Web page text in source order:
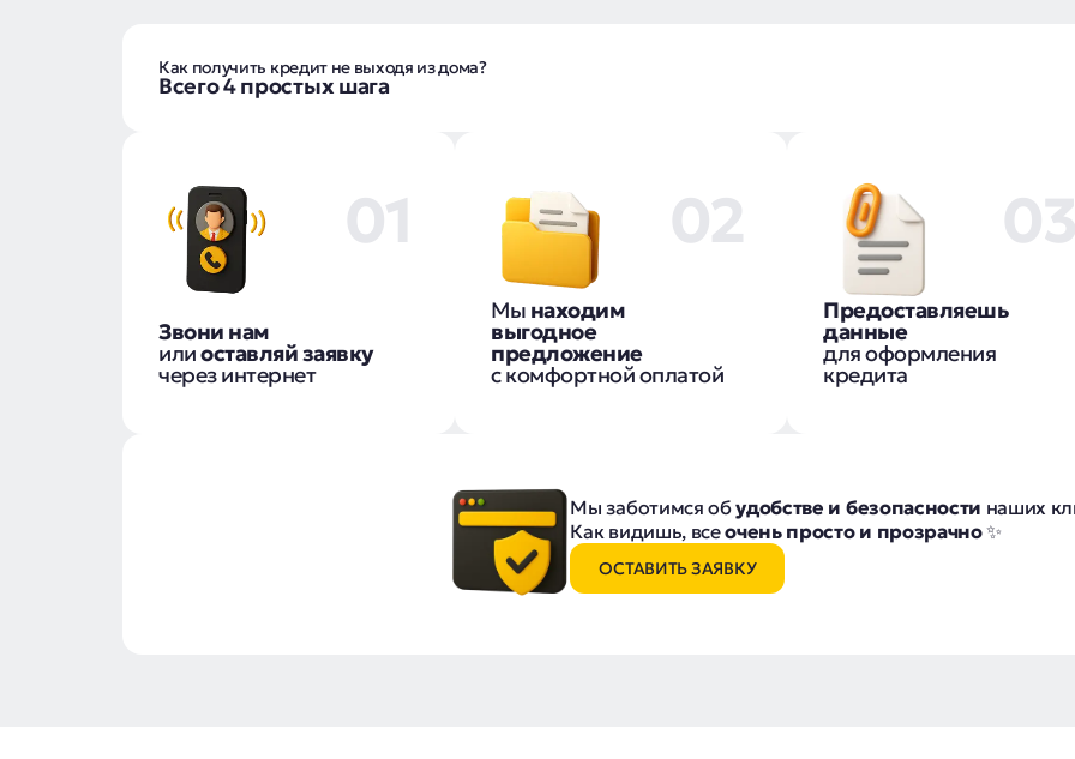
Как получить кредит не выходя из дома?
Всего 4 простых шага
01
Звони нам
илиоставляй заявку
через интернет
02
Мы находим
выгодное
предложение
с комфортной оплатой
03
Предоставляешь
данные
для оформления
кредита
Мы заботимся обудобстве и безопасности наших
Как видишь, всеочень просто и прозрачно✨
ОСТАВИТЬ ЗАЯВКУ